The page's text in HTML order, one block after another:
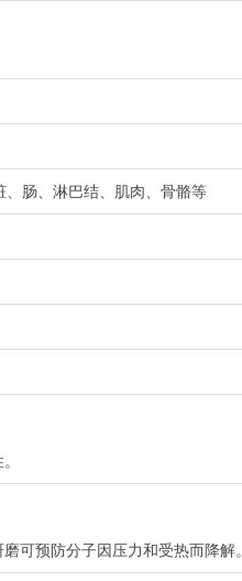
肠、淋巴结、肌肉、骨骼等
可预防分子因压力和受热而降解。